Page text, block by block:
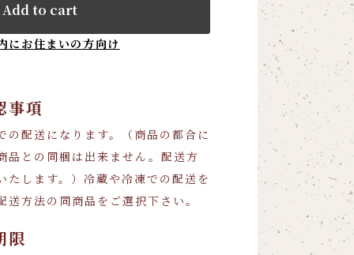
Add to cart
にお住まいの方向け
事項
配送になります。（商品の都合に
品との同梱は出来ません。配送方
たします。）冷蔵や冷凍での配送を
方法の同商品をご選択下さい。
限